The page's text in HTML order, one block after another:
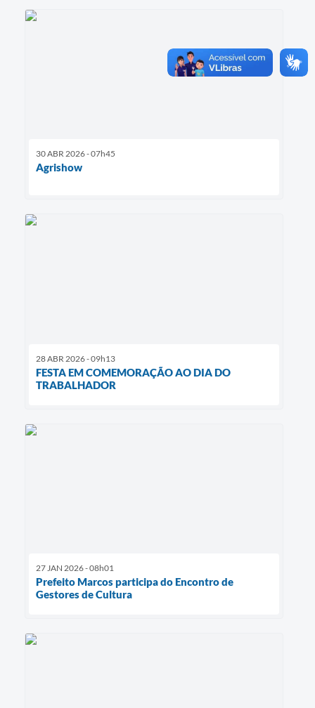
30 ABR 2026 - 07h45
Agrishow
28 ABR 2026 - 09h13
FESTA EM COMEMORAÇÃO AO DIA DO
TRABALHADOR
27 JAN 2026 - 08h01
Prefeito Marcos participa do Encontro de
Gestores de Cultura